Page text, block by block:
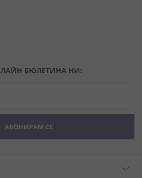
БЮЛЕТИНА НИ:
АБОНИРАМ СЕ